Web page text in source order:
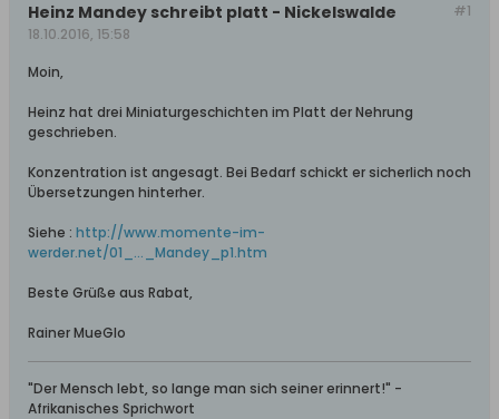
#1
Heinz Mandey schreibt platt - Nickelswalde
18.10.2016, 15:58
Moin,
Heinz hat drei Miniaturgeschichten im Platt der Nehrung
geschrieben.
Konzentration ist angesagt. Bei Bedarf schickt er sicherlich noch
Übersetzungen hinterher.
Siehe : http://www.momente-im-
werder.net/01_..._Mandey_p1.htm
Beste Grüße aus Rabat,
Rainer MueGlo
"Der Mensch lebt, so lange man sich seiner erinnert!" -
Afrikanisches Sprichwort